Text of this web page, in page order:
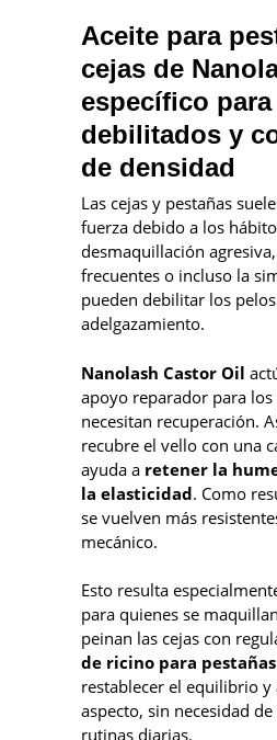
Aceite para
cejas de
específico
debilitados y
de densidad
Las cejas y pestañas
fuerza debido a los
desmaquillación
frecuentes o incluso la
pueden debilitar los
adelgazamiento.
Nanolash Castor Oil
apoyo reparador para los
necesitan recuperación.
recubre el vello con una
ayuda a retener la
la elasticidad. Como
se vuelven más
mecánico.
Esto resulta
para quienes se
peinan las cejas con
de ricino para
restablecer el equilibrio y
aspecto, sin necesidad
rutinas diarias.